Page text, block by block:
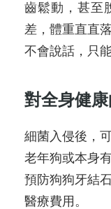
齒鬆動，甚至
差，體重直直
不會說話，只
對全身健
細菌入侵後，
老年狗或本身
預防狗狗牙結
醫療費用。